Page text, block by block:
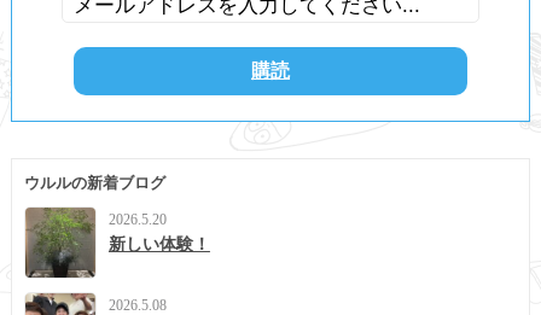
ウルルの新着ブログ
2026.5.20
新しい体験！
2026.5.08